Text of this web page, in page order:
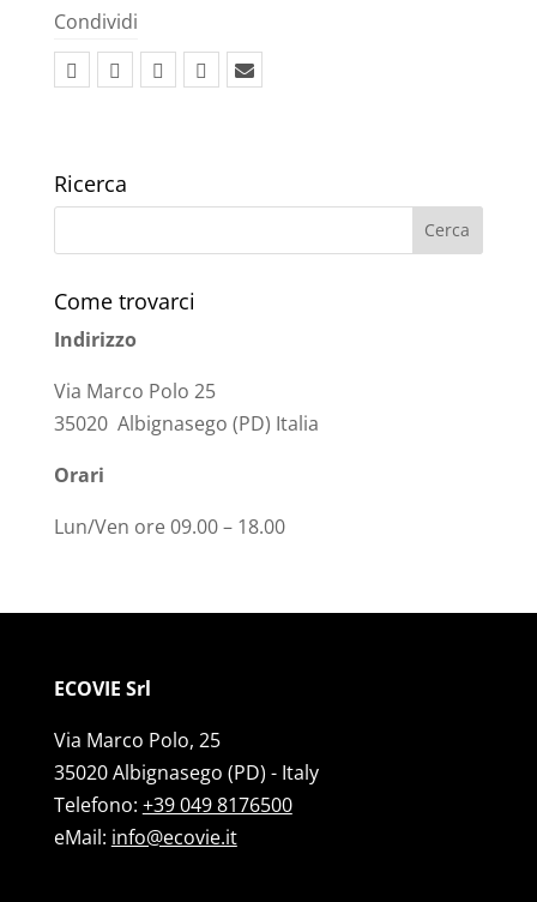
Condividi
Ricerca
Come trovarci
Indirizzo
Via Marco Polo 25
35020 Albignasego (PD) Italia
Orari
Lun/Ven ore 09.00 – 18.00
ECOVIE Srl
Via Marco Polo, 25
35020 Albignasego (PD) - Italy
Telefono: +39 049 8176500
eMail: info@ecovie.it